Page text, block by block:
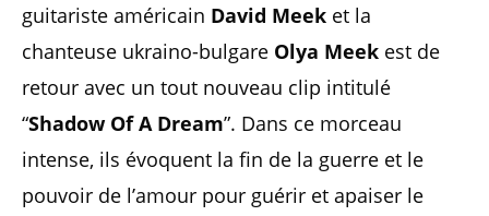
guitariste américain David Meek et la
chanteuse ukraino-bulgare Olya Meek est de
retour avec un tout nouveau clip intitulé
“Shadow Of A Dream”. Dans ce morceau
intense, ils évoquent la fin de la guerre et le
pouvoir de l’amour pour guérir et apaiser le